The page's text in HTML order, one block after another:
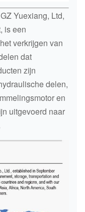
Yuexiang, Ltd,
is een
verkrijgen van
dat
zijn
delen,
en
uitgevoerd naar